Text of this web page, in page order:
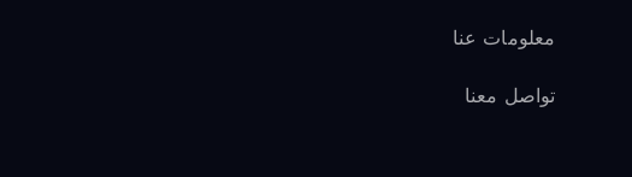
معلومات عنا
تواصل معنا